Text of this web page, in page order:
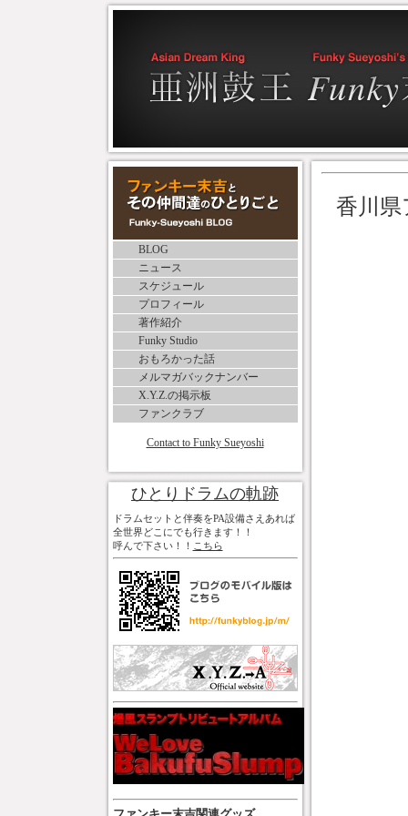
BLOG
ニュース
スケジュール
プロフィール
著作紹介
Funky Studio
おもろかった話
メルマガバックナンバー
X.Y.Z.の掲示板
ファンクラブ
Contact to Funky Sueyoshi
ひとりドラムの軌跡
ドラムセットと伴奏をPA設備さえあれば
全世界どこにでも行きます！！
呼んで下さい！！ こちら
香川